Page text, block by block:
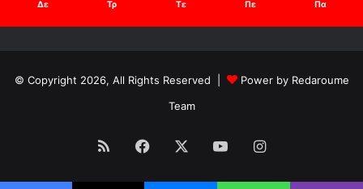
Δε Τρ Τε Πε Πα
© Copyright 2026, All Rights Reserved |
Power by Redaroume
Team
RSS Facebook YouTubeInstagram